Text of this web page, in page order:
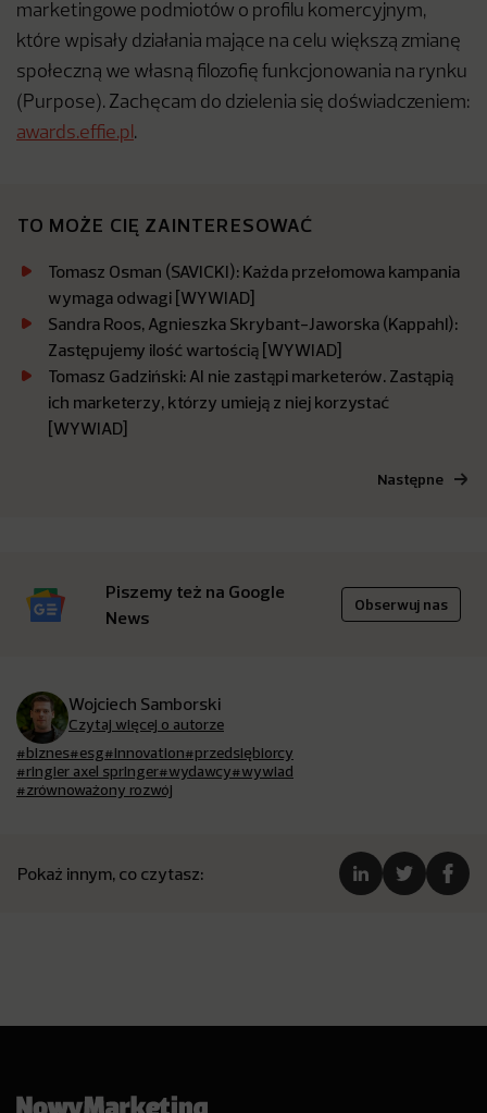
marketingowe podmiotów o profilu komercyjnym,
które wpisały działania mające na celu większą zmianę
społeczną we własną filozofię funkcjonowania na rynku
(Purpose). Zachęcam do dzielenia się doświadczeniem:
awards.effie.pl .
TO MOŻE CIĘ ZAINTERESOWAĆ
Tomasz Osman (SAVICKI): Każda przełomowa kampania
wymaga odwagi [WYWIAD]
Sandra Roos, Agnieszka Skrybant-Jaworska (Kappahl):
Zastępujemy ilość wartością [WYWIAD]
Tomasz Gadziński: AI nie zastąpi marketerów. Zastąpią
ich marketerzy, którzy umieją z niej korzystać
[WYWIAD]
Następne
Piszemy też na Google
News
Obserwuj nas
Wojciech Samborski
Czytaj więcej o autorze
#biznes#esg#innovation#przedsiębiorcy
#ringier axel springer#wydawcy#wywiad
#zrównoważony rozwój
Pokaż innym, co czytasz: